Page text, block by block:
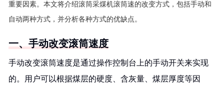
重要因素。本文将介绍滚筒采煤机滚筒速的改变方式，包括手动和
自动两种方式，并分析各种方式的优缺点。
一、手动改变滚筒速度
手动改变滚筒速度是通过操作控制台上的手动开关来实现
的。用户可以根据煤层的硬度、含灰量、煤层厚度等因